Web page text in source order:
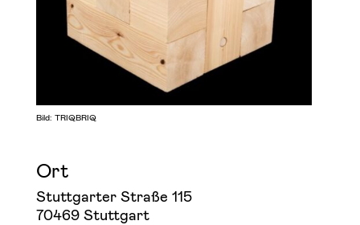
Bild: TRIQBRIQ
Ort
Stuttgarter Straße 115
70469 Stuttgart